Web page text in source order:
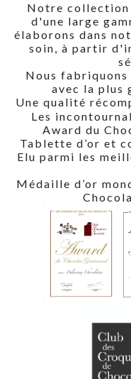
Notre collection
d'une large
élaborons dans
soin, à partir
Nous fabriquons
avec la plus
Une qualité
Les
Award du
Tablette d’or et
Elu parmi les
Médaille d’or